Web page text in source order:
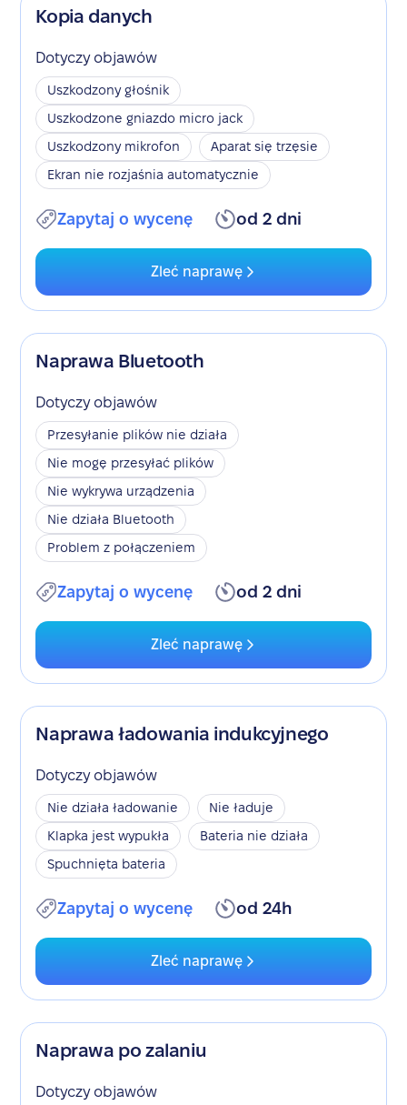
Kopia danych
Dotyczy objawów
Uszkodzony głośnik
Uszkodzone gniazdo micro jack
Uszkodzony mikrofon
Aparat się trzęsie
Ekran nie rozjaśnia automatycznie
Zapytaj o wycenę od 2 dni
Zleć naprawę
Naprawa Bluetooth
Dotyczy objawów
Przesyłanie plików nie działa
Nie mogę przesyłać plików
Nie wykrywa urządzenia
Nie działa Bluetooth
Problem z połączeniem
Zapytaj o wycenę od 2 dni
Zleć naprawę
Naprawa ładowania indukcyjnego
Dotyczy objawów
Nie działa ładowanie
Nie ładuje
Klapka jest wypukła
Bateria nie działa
Spuchnięta bateria
Zapytaj o wycenę od 24h
Zleć naprawę
Naprawa po zalaniu
Dotyczy objawów